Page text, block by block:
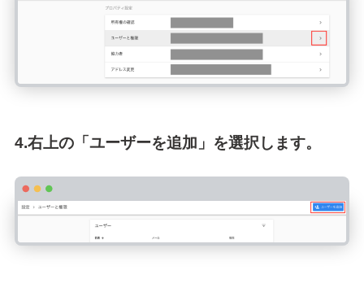
4.右上の「ユーザーを追加」を選択します。